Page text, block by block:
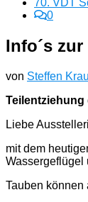
70. VDT
0
Info´s
von Steffen
Teilentziehung
Liebe
mit dem
Wassergeflügel
Tauben können